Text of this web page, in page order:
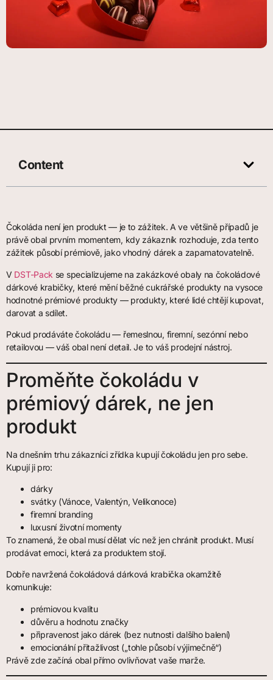
Content
Čokoláda není jen produkt — je to zážitek. A ve většině případů je
právě obal prvním momentem, kdy zákazník rozhoduje, zda tento
zážitek působí prémiově, jako vhodný dárek a zapamatovatelně.
V DST-Pack se specializujeme na zakázkové obaly na čokoládové
dárkové krabičky, které mění běžné cukrářské produkty na vysoce
hodnotné prémiové produkty — produkty, které lidé chtějí kupovat,
darovat a sdílet.
Pokud prodáváte čokoládu — řemeslnou, firemní, sezónní nebo
retailovou — váš obal není detail. Je to váš prodejní nástroj.
Proměňte čokoládu v
prémiový dárek, ne jen
produkt
Na dnešním trhu zákazníci zřídka kupují čokoládu jen pro sebe.
Kupují ji pro:
dárky
svátky (Vánoce, Valentýn, Velikonoce)
firemní branding
luxusní životní momenty
To znamená, že obal musí dělat víc než jen chránit produkt. Musí
prodávat emoci, která za produktem stojí.
Dobře navržená čokoládová dárková krabička okamžitě
komunikuje:
prémiovou kvalitu
důvěru a hodnotu značky
připravenost jako dárek (bez nutnosti dalšího balení)
emocionální přitažlivost („tohle působí výjimečně“)
Právě zde začíná obal přímo ovlivňovat vaše marže.